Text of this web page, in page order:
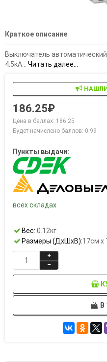
Краткое описание
Выключатель
4.5кА... Читать далее...
НАШЛИ
186.25₽
Цена в баллах: 186.25
Будет начислено баллов: 0.99
Пункты выдачи:
всех складах
Вес: 0.12кг
Размеры (ДxШxВ):17см x
В